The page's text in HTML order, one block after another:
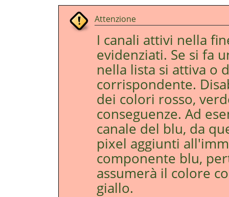
Attenzione
I canali attivi nella
evidenziati. Se si fa
nella lista si attiva o
corrispondente.
dei colori rosso,
conseguenze. Ad
canale del blu, da
pixel aggiunti
componente blu,
assumerà il colore
giallo.